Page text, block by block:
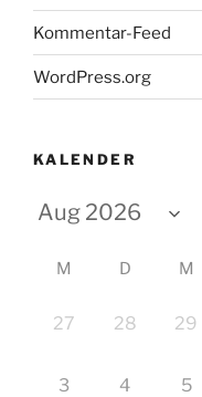
Kommentar-Feed
WordPress.org
KALENDER
M D M
27 28 29
3 4 5